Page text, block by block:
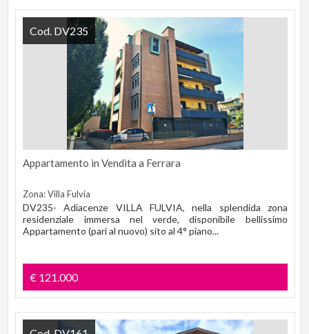
Appartamento in Vendita a Ferrara
Zona: Villa Fulvia
DV235- Adiacenze VILLA FULVIA, nella splendida zona
residenziale immersa nel verde, disponibile bellissimo
Appartamento (pari al nuovo) sito al 4° piano...
€ 121.000
Cod. DV235